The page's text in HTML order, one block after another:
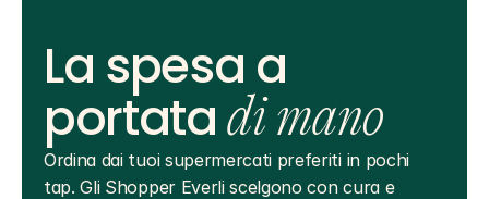
La spesa a
portatadi mano
Ordina dai tuoi supermercati preferiti in pochi
tap. Gli Shopper Everli scelgono con cura e